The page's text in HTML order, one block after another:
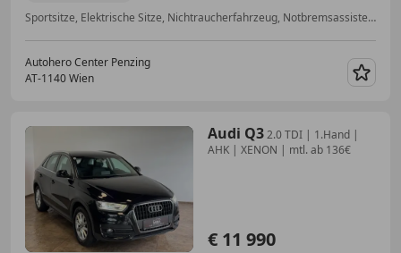
Sportsitze, Elektrische Sitze, Nichtraucherfahrzeug, Notbremsassistent, Volldigitales Kombiinstrument, LED-Scheinwerfer, Einparkhilfe Rückfahrkamera, Abstandstempomat
Autohero Center Penzing
AT-1140 Wien
Audi Q32.0 TDI | 1.Hand |
AHK | XENON | mtl. ab 136€
€ 11 990